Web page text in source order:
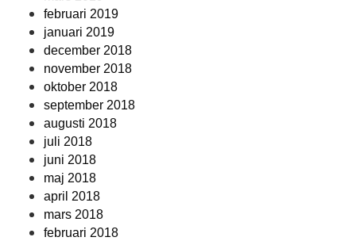
februari 2019
januari 2019
december 2018
november 2018
oktober 2018
september 2018
augusti 2018
juli 2018
juni 2018
maj 2018
april 2018
mars 2018
februari 2018